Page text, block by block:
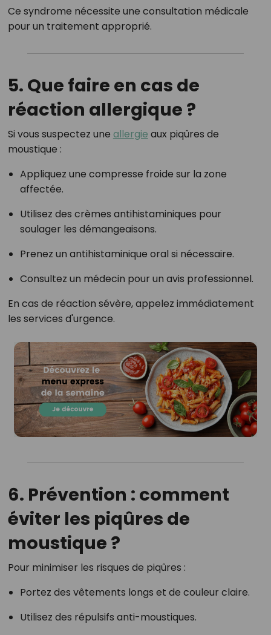
Ce syndrome nécessite une consultation médicale
pour un traitement approprié.
5. Que faire en cas de
réaction allergique ?
Si vous suspectez une allergie aux piqûres de
moustique :
Appliquez une compresse froide sur la zone
affectée.
Utilisez des crèmes antihistaminiques pour
soulager les démangeaisons.
Prenez un antihistaminique oral si nécessaire.
Consultez un médecin pour un avis professionnel.
En cas de réaction sévère, appelez immédiatement
les services d'urgence.
6. Prévention : comment
éviter les piqûres de
moustique ?
Pour minimiser les risques de piqûres :
Portez des vêtements longs et de couleur claire.
Utilisez des répulsifs anti-moustiques.